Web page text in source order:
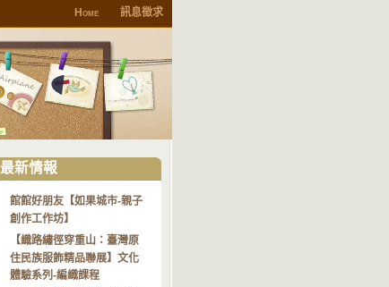
Home 訊息徵求
最新情報
館館好朋友【如果城市-親子
創作工作坊】
【織路繡徑穿重山：臺灣原
住民族服飾精品聯展】文化
體驗系列-編織課程